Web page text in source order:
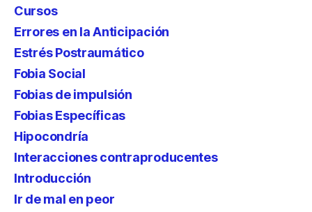
Cursos
Errores en la Anticipación
Estrés Postraumático
Fobia Social
Fobias de impulsión
Fobias Específicas
Hipocondría
Interacciones contraproducentes
Introducción
Ir de mal en peor